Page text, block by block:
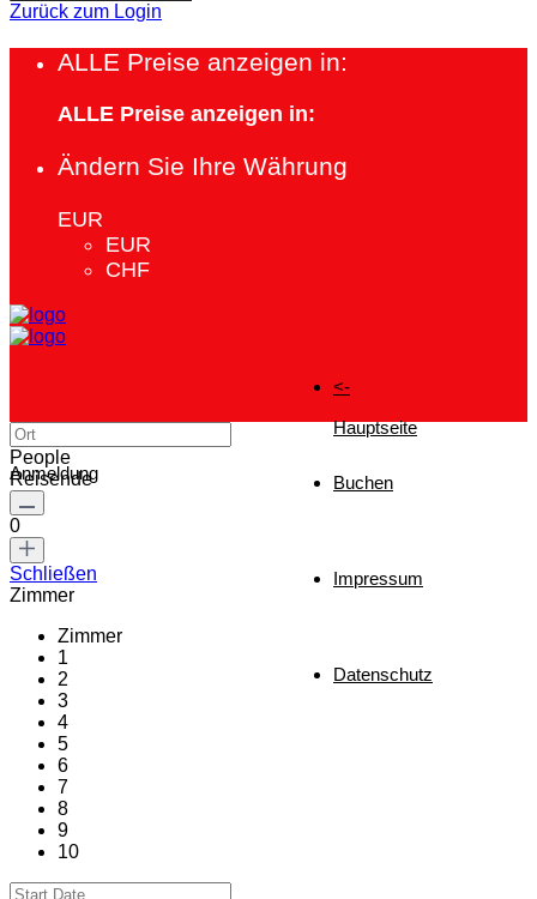
Zurück zum Login
ALLE Preise anzeigen in:
ALLE Preise anzeigen in:
Ändern Sie Ihre Währung
EUR
EUR
CHF
<-
Hauptseite
Buchen
Impressum
Datenschutz
Anmeldung
People
Reisende
0
Schließen
Zimmer
Zimmer
1
2
3
4
5
6
7
8
9
10